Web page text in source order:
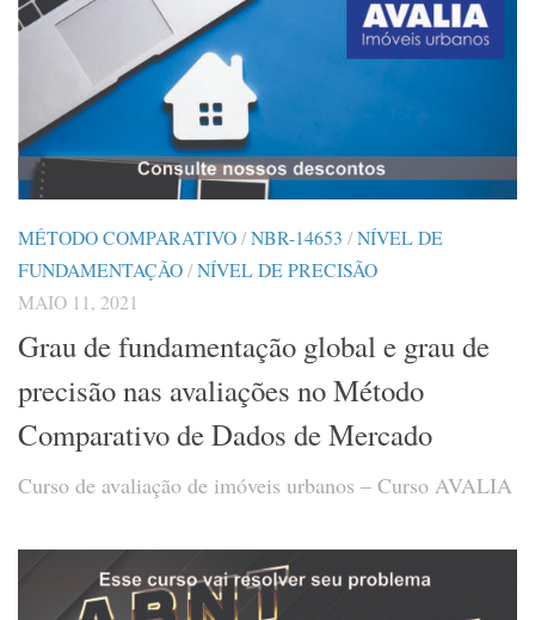
MÉTODO COMPARATIVO/NBR-14653 /NÍVEL DE
FUNDAMENTAÇÃO/NÍVEL DE PRECISÃO
MAIO 11, 2021
Grau de fundamentação global e grau de
precisão nas avaliações no Método
Comparativo de Dados de Mercado
Curso de avaliação de imóveis urbanos – Curso AVALIA